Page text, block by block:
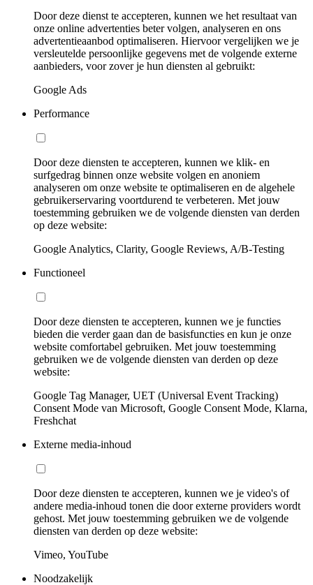
Door deze dienst te accepteren, kunnen we het resultaat van
onze online advertenties beter volgen, analyseren en ons
advertentieaanbod optimaliseren. Hiervoor vergelijken we je
versleutelde persoonlijke gegevens met de volgende externe
aanbieders, voor zover je hun diensten al gebruikt:
Google Ads
Performance
Door deze diensten te accepteren, kunnen we klik- en
surfgedrag binnen onze website volgen en anoniem
analyseren om onze website te optimaliseren en de algehele
gebruikerservaring voortdurend te verbeteren. Met jouw
toestemming gebruiken we de volgende diensten van derden
op deze website:
Google Analytics, Clarity, Google Reviews, A/B-Testing
Functioneel
Door deze diensten te accepteren, kunnen we je functies
bieden die verder gaan dan de basisfuncties en kun je onze
website comfortabel gebruiken. Met jouw toestemming
gebruiken we de volgende diensten van derden op deze
website:
Google Tag Manager, UET (Universal Event Tracking)
Consent Mode van Microsoft, Google Consent Mode, Klarna,
Freshchat
Externe media-inhoud
Door deze diensten te accepteren, kunnen we je video's of
andere media-inhoud tonen die door externe providers wordt
gehost. Met jouw toestemming gebruiken we de volgende
diensten van derden op deze website:
Vimeo, YouTube
Noodzakelijk